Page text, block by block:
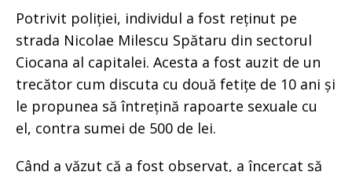
Potrivit poliției, individul a fost reținut pe
strada Nicolae Milescu Spătaru din sectorul
Ciocana al capitalei. Acesta a fost auzit de un
trecător cum discuta cu două fetițe de 10 ani și
le propunea să întrețină rapoarte sexuale cu
el, contra sumei de 500 de lei.
Când a văzut că a fost observat, a încercat să